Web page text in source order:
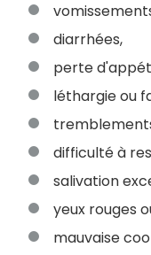
diarrhées,
perte
léthargie ou
difficulté à
salivation
yeux rouges
mauvaise